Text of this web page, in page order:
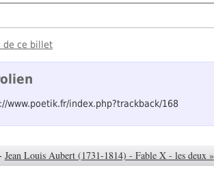
de ce billet
www.poetik.fr/index.php?trackback/168
Jean Louis Aubert (1731-1814) - Fable X - les deux »